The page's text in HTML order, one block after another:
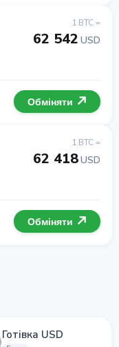
1 BTC =
62 542 USD
Обміняти
1 BTC =
62 418USD
Обміняти
Готівка USD